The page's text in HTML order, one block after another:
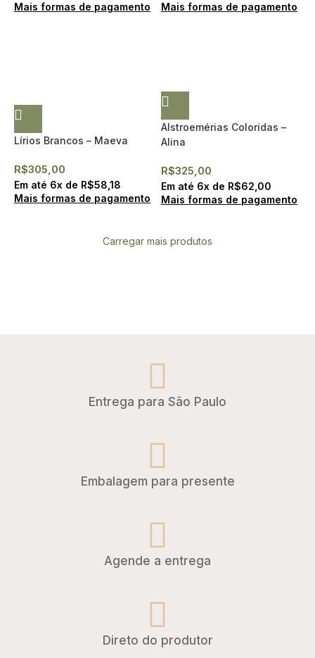
Mais formas de pagamento
Mais formas de pagamento
Lírios Brancos – Maeva
R$305,00
Em até 6x de R$58,18
Mais formas de pagamento
Alstroemérias Coloridas –
Alina
R$325,00
Em até 6x de R$62,00
Mais formas de pagamento
Carregar mais produtos
Entrega para São Paulo
Embalagem para presente
Agende a entrega
Direto do produtor